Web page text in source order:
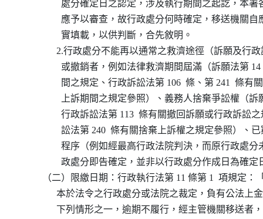
處分確定日之認定，涉及執行期間之起訖，本
應予以審查，故行政處分何時確定，移送機關
                  實填載，以供判斷，合先敘明。
2.行政處分不能再以通常之救濟途徑（訴願及行
或撤銷者，例如法律救濟期間屆滿（訴願法第
間之規定、行政訴訟法第 106  條、第 241  條
上訴期間之規定參照）、義務人捨棄爭訟權（
行政訴訟法第 113  條有關撤回訴願或行政訴
訟法第 240  條有關捨棄上訴權之規定參照）
程序（例如經最高行政法院判決，而原行政處
政處分即告確定，並非以行政處分作成日為確定
（二）限繳日期：行政執行法第 11 條第 1  項規定
本於法令之行政處分或法院之裁定，負有公法
下列情形之一，逾期不履行，經主管機關移送